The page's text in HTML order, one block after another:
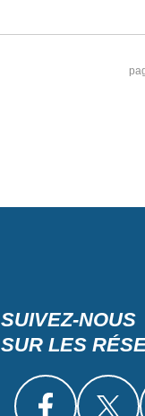
SUIVEZ-NOUS
SUR LES